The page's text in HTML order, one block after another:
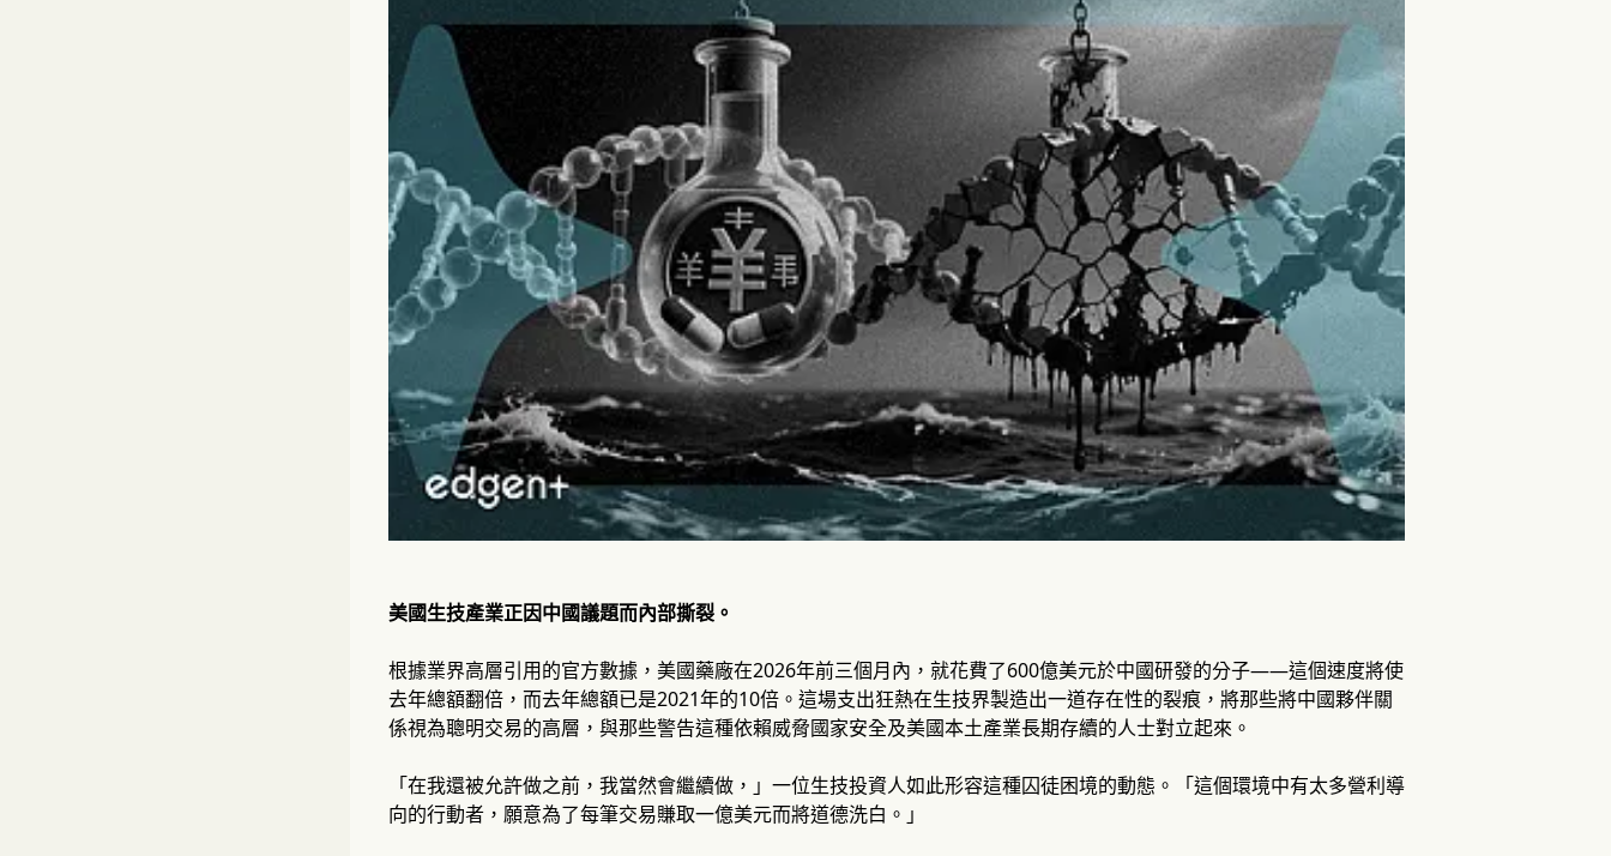
美國生技產業正因中國議題而內部撕裂。
根據業界高層引用的官方數據，美國藥廠在2026年前三個月內，就花費了600億美元於中國研發的分子——這個速度將使
去年總額翻倍，而去年總額已是2021年的10倍。這場支出狂熱在生技界製造出一道存在性的裂痕，將那些將中國夥伴關
係視為聰明交易的高層，與那些警告這種依賴威脅國家安全及美國本土產業長期存續的人士對立起來。
「在我還被允許做之前，我當然會繼續做，」一位生技投資人如此形容這種囚徒困境的動態。「這個環境中有太多營利導
向的行動者，願意為了每筆交易賺取一億美元而將道德洗白。」